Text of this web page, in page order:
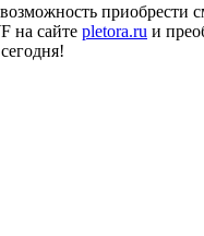
приобрести
на сайте pletora.ru и